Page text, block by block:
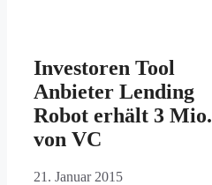
Investoren Tool
Anbieter Lending
Robot erhält 3 Mio.
von VC
21. Januar 2015